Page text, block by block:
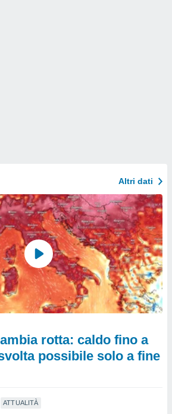
Altri dati
rotta: caldo fino a
possibile solo a fine
ATTUALITÀ